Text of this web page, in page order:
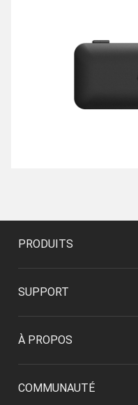
PRODUITS
SUPPORT
À PROPOS
COMMUNAUTÉ